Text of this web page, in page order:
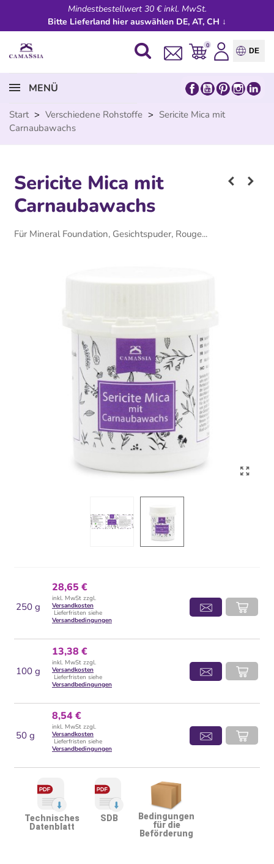
Mindestbestellwert 30 € inkl. MwSt.
Bitte Lieferland hier auswählen DE, AT, CH ↓
0
DE
MENÜ
Start > Verschiedene Rohstoffe > Sericite Mica mit
Carnaubawachs
Sericite Mica mit
Carnaubawachs
Für Mineral Foundation, Gesichtspuder, Rouge...
250 g
28,65 €
inkl. MwSt zzgl.
Versandkosten
Lieferfristen siehe
Versandbedingungen
100 g
13,38 €
inkl. MwSt zzgl.
Versandkosten
Lieferfristen siehe
Versandbedingungen
50 g
8,54 €
inkl. MwSt zzgl.
Versandkosten
Lieferfristen siehe
Versandbedingungen
Technisches
Datenblatt
SDB
Bedingungen
für die
Beförderung